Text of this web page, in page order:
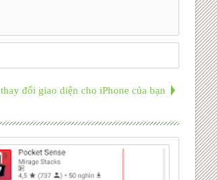
thay đổi giao diện cho iPhone của bạn
30
2017